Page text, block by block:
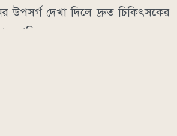
উপসর্গ দেখা দিলে দ্রুত চিকিৎসকের
জানিয়েছেন।